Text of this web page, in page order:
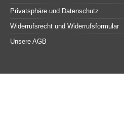
Privatsphäre und Datenschutz
Widerrufsrecht und Widerrufsformular
Unsere AGB